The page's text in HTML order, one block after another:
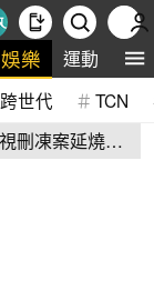
娛樂 運動 全
跨世代 TCN
視刪凍案延燒